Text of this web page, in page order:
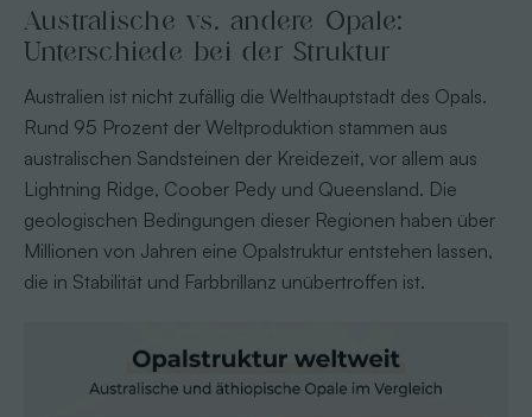
Australische vs. andere Opale:
Unterschiede bei der Struktur
Australien ist nicht zufällig die Welthauptstadt des Opals.
Rund 95 Prozent der Weltproduktion stammen aus
australischen Sandsteinen der Kreidezeit, vor allem aus
Lightning Ridge, Coober Pedy und Queensland. Die
geologischen Bedingungen dieser Regionen haben über
Millionen von Jahren eine Opalstruktur entstehen lassen,
die in Stabilität und Farbbrillanz unübertroffen ist.